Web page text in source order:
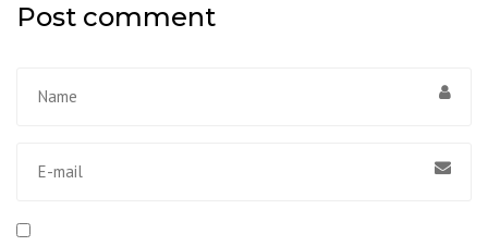
Post comment